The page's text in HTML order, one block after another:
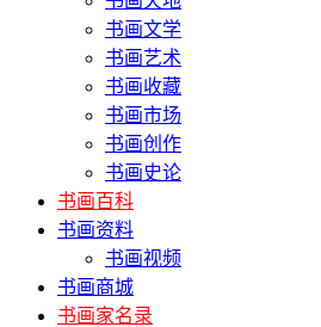
书画文学
书画艺术
书画收藏
书画市场
书画创作
书画史论
书画百科
书画资料
书画视频
书画商城
书画家名录